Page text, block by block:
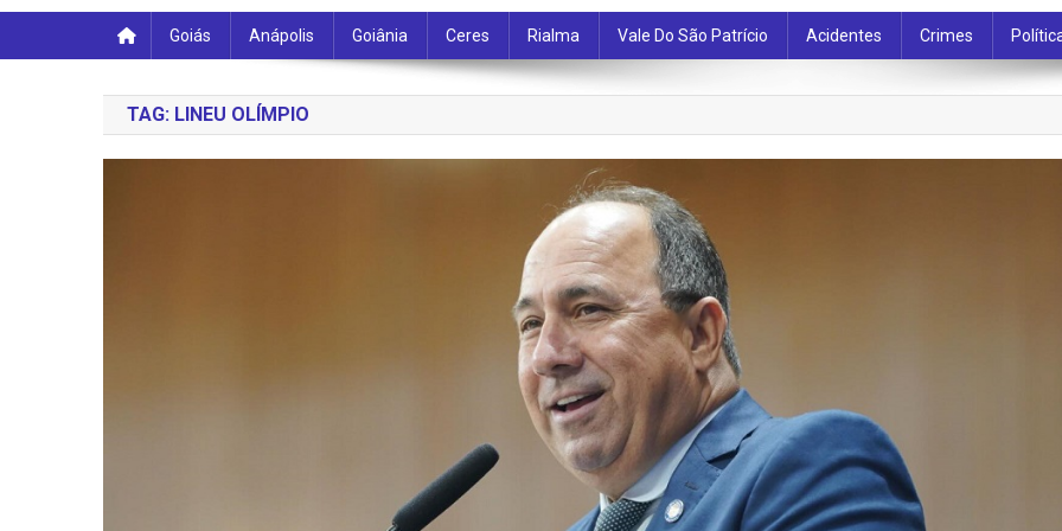
Goiás Anápolis Goiânia Ceres Rialma Vale Do São Patrício Acidentes Crimes
TAG: LINEU OLÍMPIO